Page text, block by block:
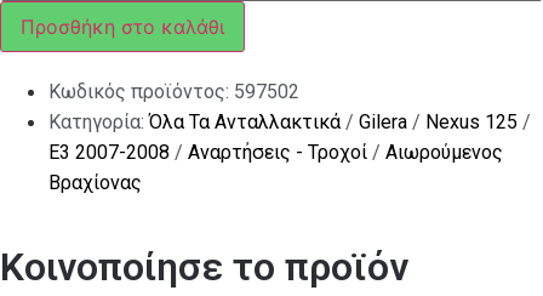
250-
NEXUS
250
Προσθήκη στο καλάθι
Κωδικός προϊόντος: 597502
Κατηγορία:Όλα Τα Ανταλλακτικά/ Gilera / Nexus 125 /
E3 2007-2008 / Αναρτήσεις - Τροχοί / Αιωρούμενος
Βραχίονας
Κοινοποίησε το προϊόν